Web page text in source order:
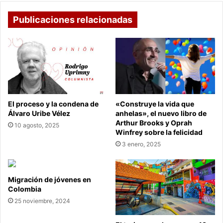
Publicaciones relacionadas
El proceso y la condena de
Álvaro Uribe Vélez
10 agosto, 2025
«Construye la vida que
anhelas», el nuevo libro de
Arthur Brooks y Oprah
Winfrey sobre la felicidad
3 enero, 2025
Migración de jóvenes en
Colombia
25 noviembre, 2024